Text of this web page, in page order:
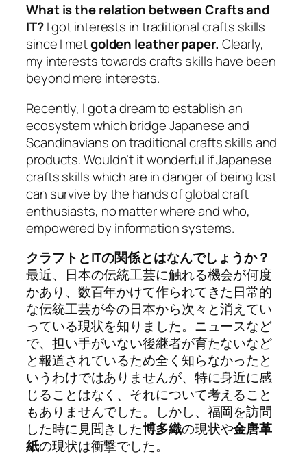
What is the relation between Crafts and
IT?I got interests in traditional crafts skills
since I metgolden leather paper. Clearly,
my interests towards crafts skills have been
beyond mere interests.
Recently, I got a dream to establish an
ecosystem which bridge Japanese and
Scandinavians on traditional crafts skills and
products. Wouldn’t it wonderful if Japanese
crafts skills which are in danger of being lost
can survive by the hands of global craft
enthusiasts, no matter where and who,
empowered by information systems.
クラフトとITの関係とはなんでしょうか？
最近、日本の伝統工芸に触れる機会が何度
かあり、数百年かけて作られてきた日常的
な伝統工芸が今の日本から次々と消えてい
っている現状を知りました。ニュースなど
で、担い手がいない後継者が育たないなど
と報道されているため全く知らなかったと
いうわけではありませんが、特に身近に感
じることはなく、それについて考えること
もありませんでした。しかし、福岡を訪問
した時に見聞きした博多織の現状や金唐革
紙の現状は衝撃でした。